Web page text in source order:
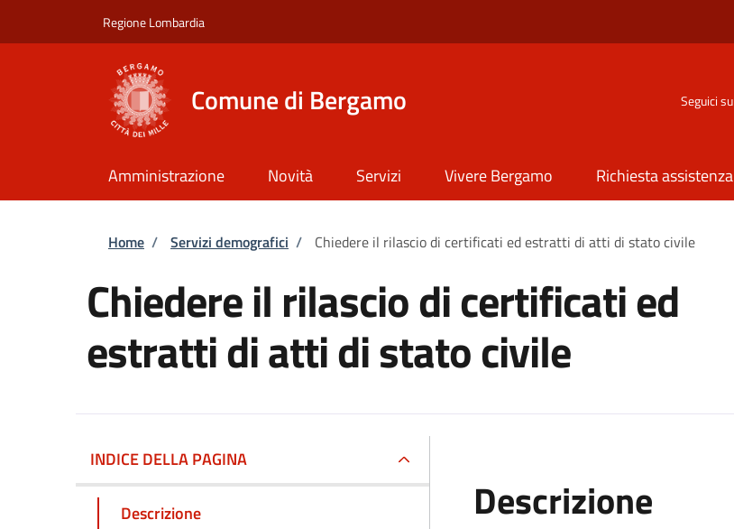
Regione Lombardia
Comune di Bergamo Seguici su
Amministrazione Novità Servizi Vivere Bergamo Richiesta assistenza
Briciole di pane
Home / Servizi demografici / Chiedere il rilascio di certificati ed estratti di atti di stato civile
Chiedere il rilascio di certificati ed
estratti di atti di stato civile
INDICE DELLA PAGINA
Descrizione
Descrizione